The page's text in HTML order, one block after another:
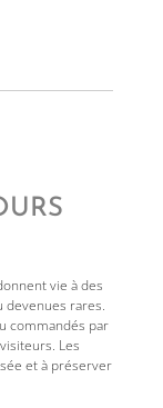
vie à des
devenues rares.
commandés par
Les
et à préserver